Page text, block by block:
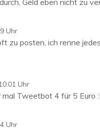
Uhr
zu posten, ich renne
Uhr
mal Tweetbot 4 für 5 Euro
Uhr